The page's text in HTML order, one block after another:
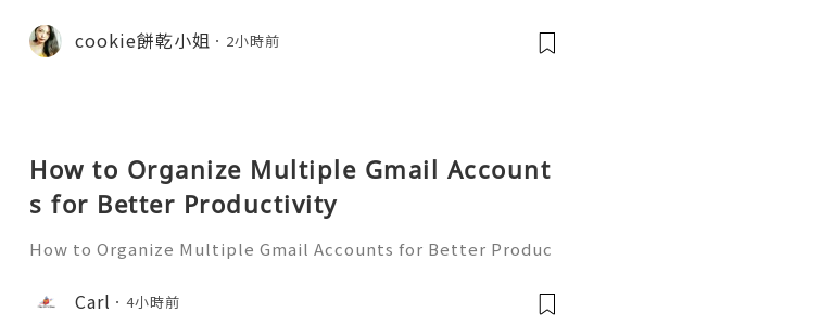
生活習慣多照顧自己。 最近接觸到 PlusDay 蘋果美妍水，一開始吸
引我的就是它清新簡約的包裝，看起來不像一般飲品的
cookie餅乾小姐 2小時前
How to Organize Multiple Gmail Account
s for Better Productivity
How to Organize Multiple Gmail Accounts for Better Produc
💥 ❓ Have any questions? Feel free to contact us anytime for
assistance! ➥ Our support team is available 2
Carl 4小時前